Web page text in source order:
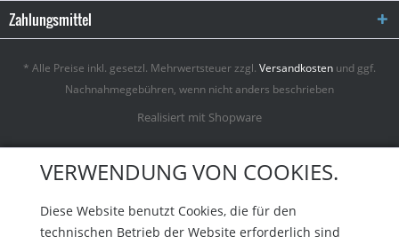
Zahlungsmittel
* Alle Preise inkl. gesetzl. Mehrwertsteuer zzgl. Versandkosten und ggf.
Nachnahmegebühren, wenn nicht anders beschrieben
Realisiert mit Shopware
VERWENDUNG VON COOKIES.
Diese Website benutzt Cookies, die für den
technischen Betrieb der Website erforderlich sind